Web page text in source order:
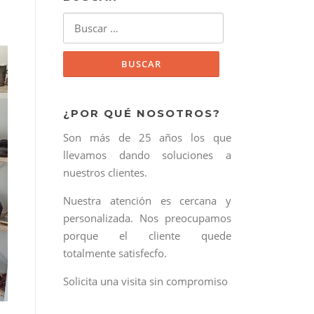
¿POR QUÉ NOSOTROS?
Son más de 25 años los que
llevamos dando soluciones a
nuestros clientes.
Nuestra atención es cercana y
personalizada. Nos preocupamos
porque el cliente quede
totalmente satisfecfo.
Solicita una visita sin compromiso